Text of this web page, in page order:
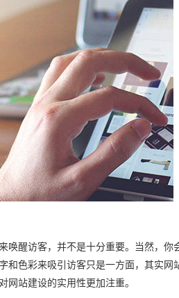
唤醒访客，并不是十分重要。当然，
和色彩来吸引访客只是一方面，其实
网站建设的实用性更加注重。